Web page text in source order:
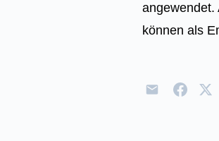
angewendet.
können als